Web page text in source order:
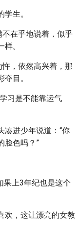
生。
不在乎地说着，似乎
。
忤，依然高兴着，那
目。
习是不能靠运气
凑进少年说道：“你
脸色吗？”
果上3年纪也是这个
欢，这让漂亮的女教